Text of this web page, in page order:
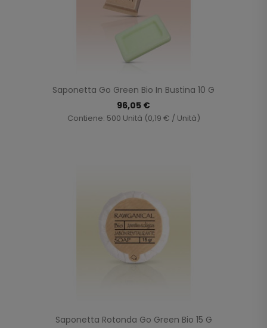
Saponetta Go Green Bio In Bustina 10 G
96,05 €
Contiene: 500 Unità (0,19 € / Unità)
Saponetta Rotonda Go Green Bio 15 G